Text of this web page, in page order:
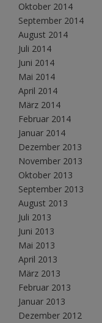
Oktober 2014
September 2014
August 2014
Juli 2014
Juni 2014
Mai 2014
April 2014
März 2014
Februar 2014
Januar 2014
Dezember 2013
November 2013
Oktober 2013
September 2013
August 2013
Juli 2013
Juni 2013
Mai 2013
April 2013
März 2013
Februar 2013
Januar 2013
Dezember 2012